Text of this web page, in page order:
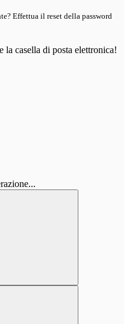
Effettua il reset della password
casella di posta elettronica!